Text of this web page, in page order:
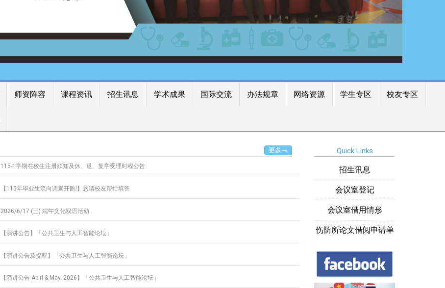
师资阵容 课程资讯 招生讯息 学术成果 国际交流 办法规章 网络资源 学生专区 校友专区
更多→
115-1学期在校生注册须知及休、退、复学受理时程公告
【115年毕业生流向调查开跑!】恳请校友帮忙填答
2026/6/17 (三) 端午文化双语活动
【演讲公告】「公共卫生与人工智能论坛」
【演讲公告及提醒】「公共卫生与人工智能论坛」
【演讲公告 Apirl & May. 2026】「公共卫生与人工智能论坛」
Quick Links
招生讯息
会议室登记
会议室借用情形
伤防所论文借阅申请单